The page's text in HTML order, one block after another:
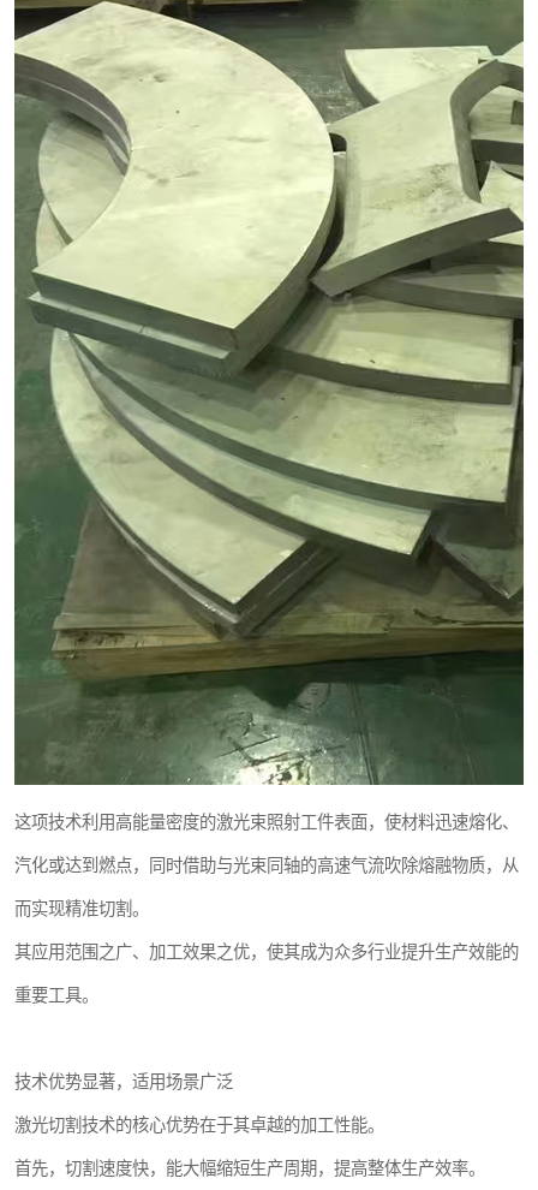
这项技术利用高能量密度的激光束照射工件表面，使材料迅速熔化、
汽化或达到燃点，同时借助与光束同轴的高速气流吹除熔融物质，从
而实现精准切割。
其应用范围之广、加工效果之优，使其成为众多行业提升生产效能的
重要工具。
技术优势显著，适用场景广泛
激光切割技术的核心优势在于其卓越的加工性能。
首先，切割速度快，能大幅缩短生产周期，提高整体生产效率。